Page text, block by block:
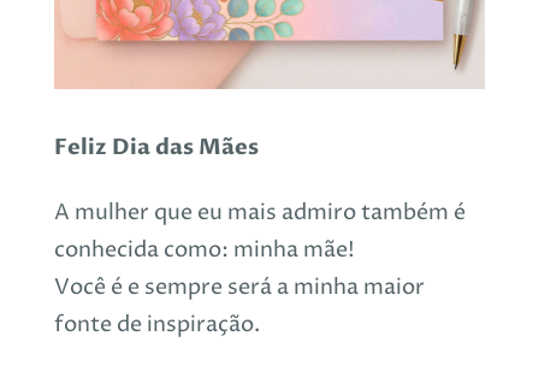
Feliz Dia das Mães
A mulher que eu mais admiro também é
conhecida como: minha mãe!
Você é e sempre será a minha maior
fonte de inspiração.